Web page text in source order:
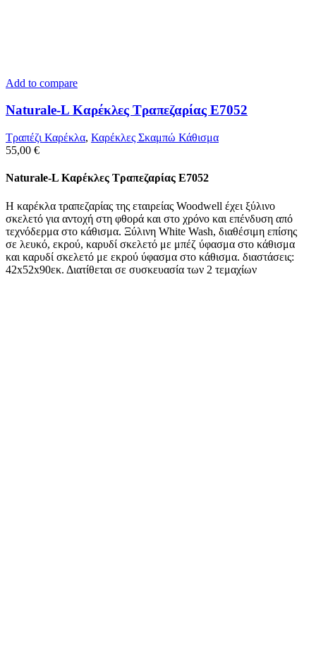
Add to compare
Naturale-L Καρέκλες Τραπεζαρίας E7052
Τραπέζι Καρέκλα, Καρέκλες Σκαμπώ Κάθισμα
55,00 €
Naturale-L Καρέκλες Τραπεζαρίας E7052
Η καρέκλα τραπεζαρίας της εταιρείας Woodwell έχει ξύλινο
σκελετό για αντοχή στη φθορά και στο χρόνο και επένδυση από
τεχνόδερμα στο κάθισμα. Ξύλινη White Wash, διαθέσιμη επίσης
σε λευκό, εκρού, καρυδί σκελετό με μπέζ ύφασμα στο κάθισμα
και καρυδί σκελετό με εκρού ύφασμα στο κάθισμα. διαστάσεις:
42x52x90εκ. Διατίθεται σε συσκευασία των 2 τεμαχίων